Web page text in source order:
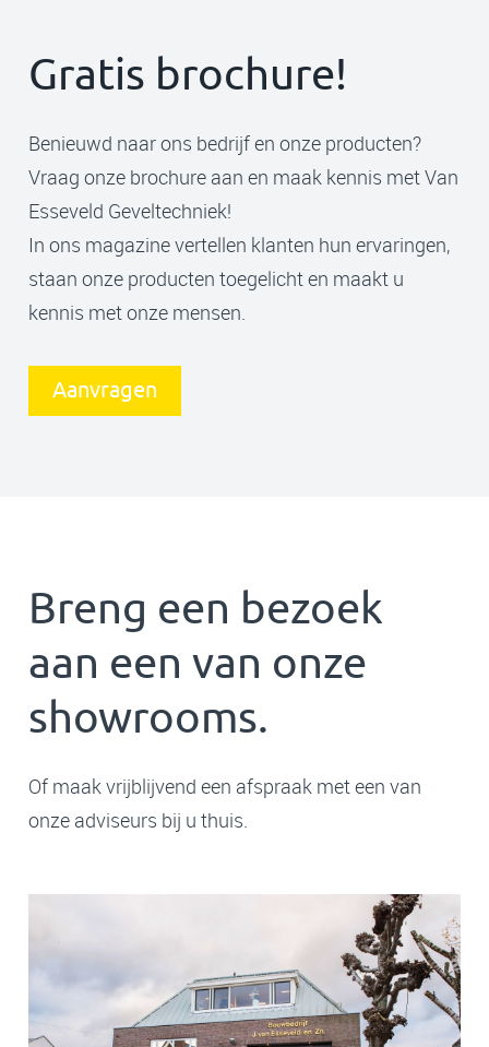
Gratis brochure!
Benieuwd naar ons bedrijf en onze producten?
Vraag onze brochure aan en maak kennis met Van
Esseveld Geveltechniek!
In ons magazine vertellen klanten hun ervaringen,
staan onze producten toegelicht en maakt u
kennis met onze mensen.
Aanvragen
Breng een bezoek
aan een van onze
showrooms.
Of maak vrijblijvend een afspraak met een van
onze adviseurs bij u thuis.